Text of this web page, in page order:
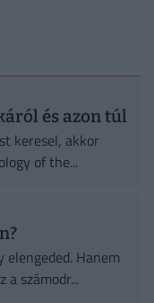
és azon túl
keresel, akkor
of the...
Hanem
számodr...